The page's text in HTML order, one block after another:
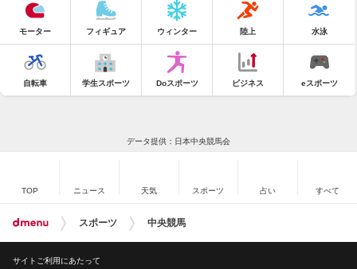
モーター フィギュア ウィンター 陸上 水泳
自転車 学生スポーツ Doスポーツ ビジネス eスポーツ
データ提供：日本中央競馬会
TOP ニュース 天気 スポーツ 占い すべて
スポーツ 中央競馬
サイトご利用にあたって